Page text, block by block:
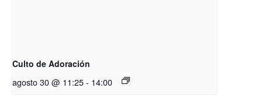
Culto de Adoración
agosto 30 @ 11:25- 14:00